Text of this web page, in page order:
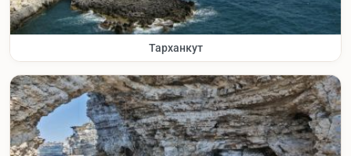
Тарханкут